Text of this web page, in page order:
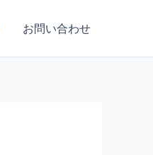
お問い合わせ